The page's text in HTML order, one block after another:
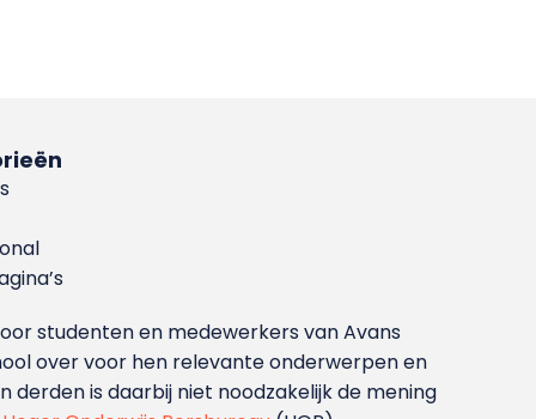
studenten en medewerkers van Avans
over voor hen relevante onderwerpen en
is daarbij niet noodzakelijk de mening